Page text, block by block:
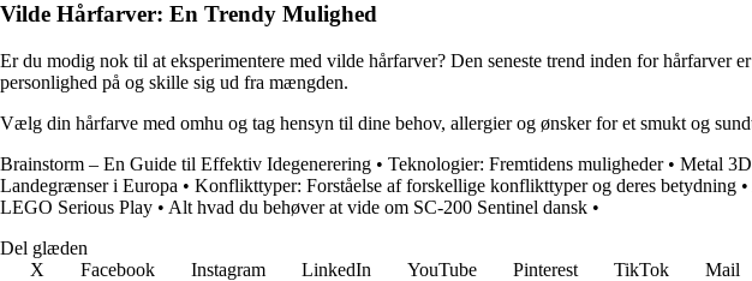
Vilde Hårfarver: En Trendy Mulighed
Er du modig nok til at eksperimentere med vilde hårfarver? Den seneste trend inden for
personlighed på og skille sig ud fra mængden.
Vælg din hårfarve med omhu og tag hensyn til dine behov, allergier og ønsker for et smukt og
Brainstorm – En Guide til Effektiv Idegenerering • Teknologier: Fremtidens muligheder• Metal
Landegrænser i Europa • Konflikttyper: Forståelse af forskellige konflikttyper og deres betydning •
LEGO Serious Play • Alt hvad du behøver at vide om SC-200 Sentinel dansk •
Del glæden
X
Facebook Instagram LinkedIn YouTube Pinterest TikTok Mail